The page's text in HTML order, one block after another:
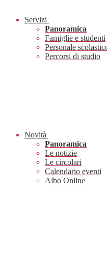
Servizi
Panoramica
Famiglie e studenti
Personale
Percorsi di studio
Novità
Panoramica
Le notizie
Le circolari
Calendario eventi
Albo Online